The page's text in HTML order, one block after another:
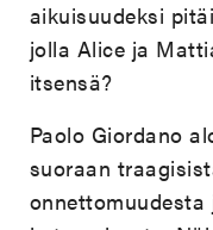
aikuisuudeksi
jolla Alice ja
itsensä?
Paolo Giordano
suoraan